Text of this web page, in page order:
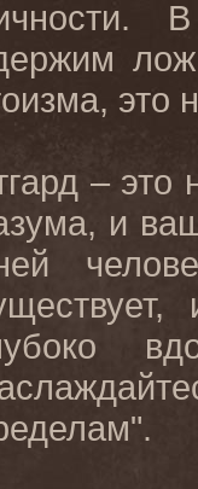
. В
, это
– это
, и
".